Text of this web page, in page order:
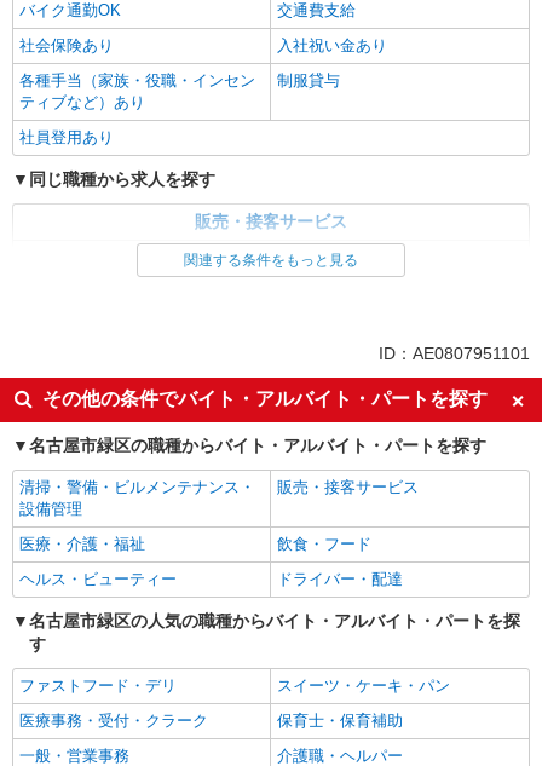
バイク通勤OK
交通費支給
社会保険あり
入社祝い金あり
各種手当（家族・役職・インセン
ティブなど）あり
制服貸与
社員登用あり
同じ職種から求人を探す
販売・接客サービス
英語が活かせる
ボーナス・賞与あり
日払い
車通勤OK
交通費支給
社会保険あり
社員登用あり
関連する条件をもっと見る
ID：AE0807951101
その他の条件でバイト・アルバイト・パートを探す
名古屋市緑区の職種からバイト・アルバイト・パートを探す
清掃・警備・ビルメンテナンス・
設備管理
販売・接客サービス
医療・介護・福祉
飲食・フード
ヘルス・ビューティー
ドライバー・配達
名古屋市緑区の人気の職種からバイト・アルバイト・パートを探
す
ファストフード・デリ
スイーツ・ケーキ・パン
医療事務・受付・クラーク
保育士・保育補助
一般・営業事務
介護職・ヘルパー